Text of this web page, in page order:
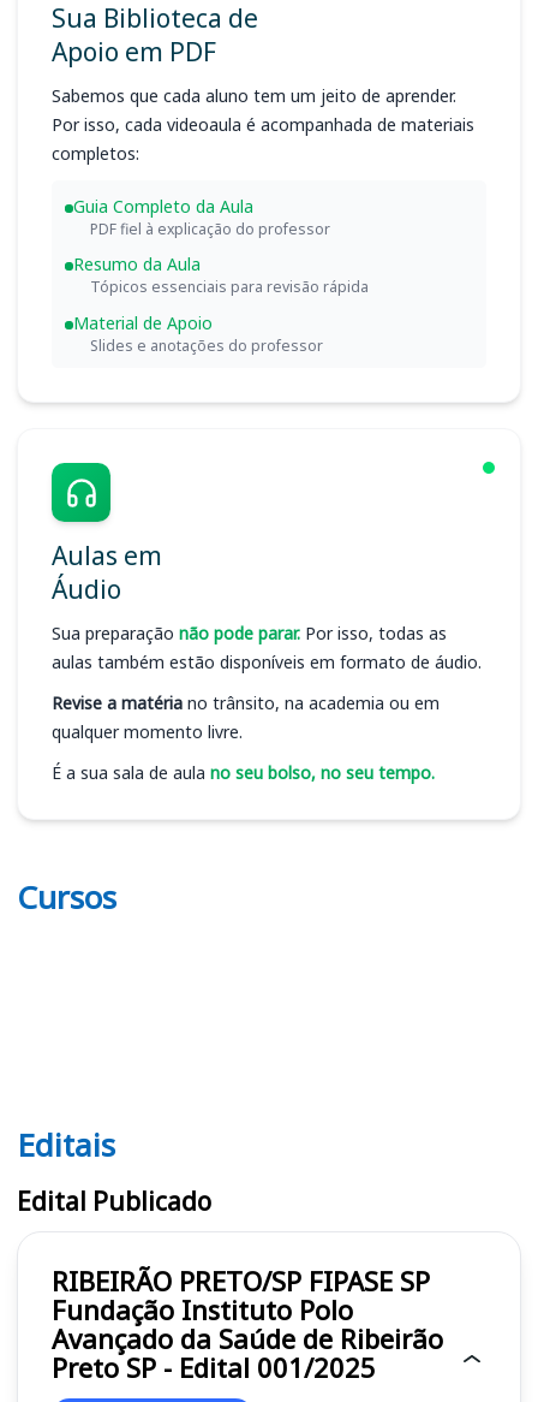
Sua Biblioteca de
Apoio em PDF
Sabemos que cada aluno tem um jeito de aprender.
Por isso, cada videoaula é acompanhada de materiais
completos:
Guia Completo da Aula
PDF fiel à explicação do professor
Resumo da Aula
Tópicos essenciais para revisão rápida
Material de Apoio
Slides e anotações do professor
Aulas em
Áudio
Sua preparação não pode parar. Por isso, todas as
aulas também estão disponíveis em formato de áudio.
Revise a matéria no trânsito, na academia ou em
qualquer momento livre.
É a sua sala de aula no seu bolso, no seu tempo.
Cursos
Editais FIPASE SP
Editais
Edital Publicado
RIBEIRÃO PRETO/SP FIPASE SP
Fundação Instituto Polo
Avançado da Saúde de Ribeirão
Preto SP - Edital 001/2025